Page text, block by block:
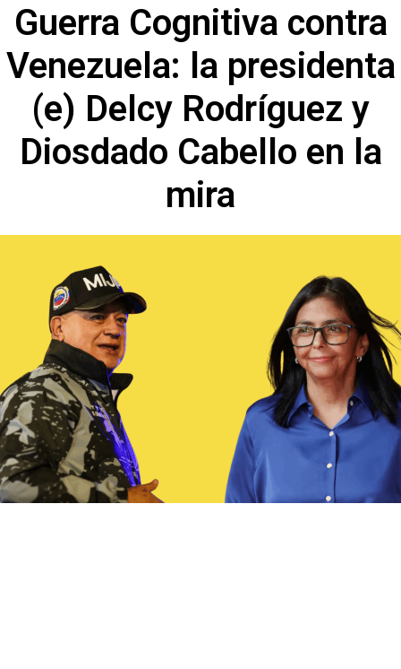
Guerra Cognitiva contra
Venezuela: la presidenta
(e) Delcy Rodríguez y
Diosdado Cabello en la
mira